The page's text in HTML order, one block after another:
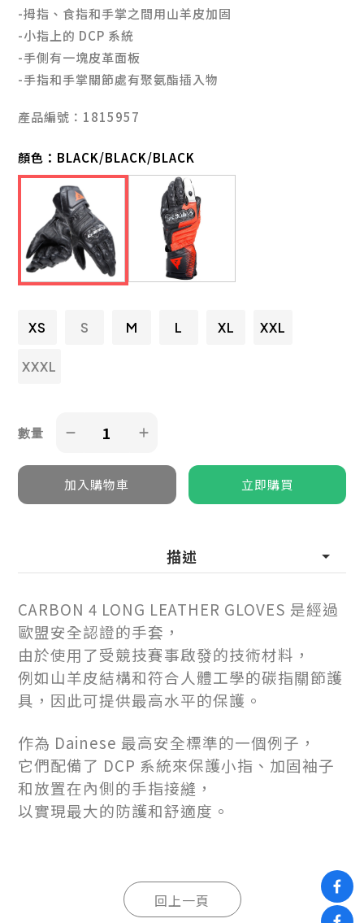
-拇指、食指和手掌之間用山羊皮加固
-小指上的 DCP 系統
-手側有一塊皮革面板
-手指和手掌關節處有聚氨酯插入物
產品編號：1815957
顏色： BLACK/BLACK/BLACK
XS S M L XL XXL
XXXL
數量
描述
CARBON 4 LONG LEATHER GLOVES 是經過
歐盟安全認證的手套，
由於使用了受競技賽事啟發的技術材料，
例如山羊皮結構和符合人體工學的碳指關節護
具，因此可提供最高水平的保護。
作為 Dainese 最高安全標準的一個例子，
它們配備了 DCP 系統來保護小指、加固袖子
和放置在內側的手指接縫，
以實現最大的防護和舒適度。